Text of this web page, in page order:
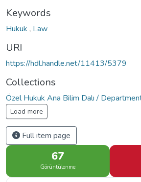
Keywords
Hukuk , Law
URI
https://hdl.handle.net/11413/5379
Collections
Özel Hukuk Ana Bilim Dalı /
Load more
Full item page
67
Görüntülenme